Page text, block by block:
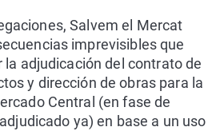
Salvem el Mercat
imprevisibles que
la adjudicación del contrato de
y dirección de obras para la
Central (en fase de
ya) en base a un uso